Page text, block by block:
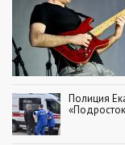
Полиция